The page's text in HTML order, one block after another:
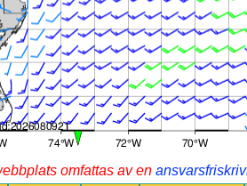
omfattas av en